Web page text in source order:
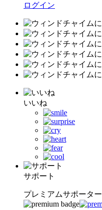
ログイン
いいね
サポート
プレミアムサポーター